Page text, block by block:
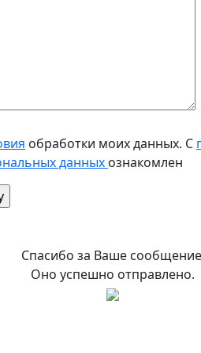
обработки моих данных. С
данных ознакомлен
Спасибо за Ваше
Оно успешно отправлено.